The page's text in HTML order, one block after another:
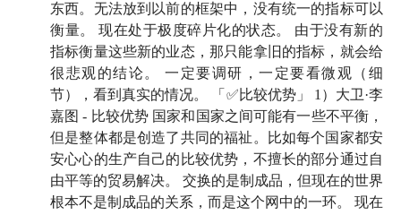
瑞·达利欧、吉姆·西蒙斯，但一直没有请她来聊一聊
她自己，这期终于如愿了。
前段时间，我看到跑师写了一篇文章，讲她带着一批东
南亚企业家去新疆调研，标题是《“比较优势已死”的年
代如何和盟友正确共生？》。 文章里的一个企业家，最
后问出一句话：“中国还有什么是需要别人的？”我当时
就被击中了。这让我意识到：我们是不是太习惯站在强
者视角去理解世界，而忽略了那些看起来「没有选择的
东西。无法放到以前的框架中，没有统一的指标可以
衡量。 现在处于极度碎片化的状态。 由于没有新的
指标衡量这些新的业态，那只能拿旧的指标，就会给
很悲观的结论。 一定要调研，一定要看微观（细
节），看到真实的情况。 「✅比较优势」 1）大卫·李
嘉图 - 比较优势 国家和国家之间可能有一些不平衡，
但是整体都是创造了共同的福祉。比如每个国家都安
安心心的生产自己的比较优势，不擅长的部分通过自
由平等的贸易解决。 交换的是制成品，但现在的世界
根本不是制成品的关系，而是这个网中的一环。 现在